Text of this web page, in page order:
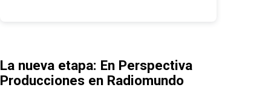
La nueva etapa: En Perspectiva
Producciones en Radiomundo